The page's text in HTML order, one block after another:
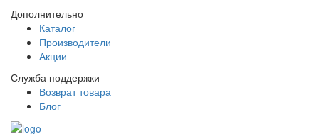
Дополнительно
Каталог
Производители
Акции
Служба поддержки
Возврат товара
Блог